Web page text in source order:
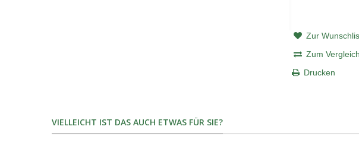
Zur
Zum
Drucken
VIELLEICHT IST DAS AUCH ETWAS FÜR SIE?